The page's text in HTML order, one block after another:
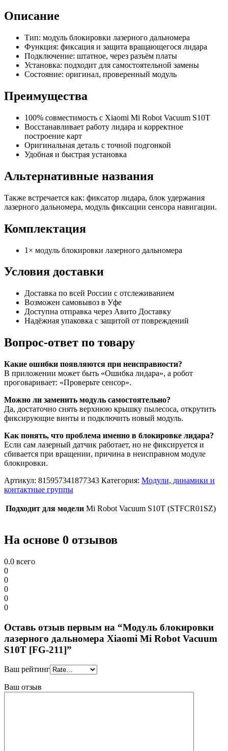
Описание
Тип: модуль блокировки лазерного дальномера
Функция: фиксация и защита вращающегося лидара
Подключение: штатное, через разъём платы
Установка: подходит для самостоятельной замены
Состояние: оригинал, проверенный модуль
Преимущества
100% совместимость с Xiaomi Mi Robot Vacuum S10T
Восстанавливает работу лидара и корректное
построение карт
Оригинальная деталь с точной подгонкой
Удобная и быстрая установка
Альтернативные названия
Также встречается как: фиксатор лидара, блок удержания
лазерного дальномера, модуль фиксации сенсора навигации.
Комплектация
1× модуль блокировки лазерного дальномера
Условия доставки
Доставка по всей России с отслеживанием
Возможен самовывоз в Уфе
Доступна отправка через Авито Доставку
Надёжная упаковка с защитой от повреждений
Вопрос-ответ по товару
Какие ошибки появляются при неисправности?
В приложении может быть «Ошибка лидара», а робот
проговаривает: «Проверьте сенсор».
Можно ли заменить модуль самостоятельно?
Да, достаточно снять верхнюю крышку пылесоса, открутить
фиксирующие винты и подключить новый модуль.
Как понять, что проблема именно в блокировке лидара?
Если сам лазерный датчик работает, но не фиксируется и
сбивается при вращении, причина в неисправном модуле
блокировки.
Артикул: 815957341877343 Категория: Модули, динамики и
контактные группы
Подходит для модели Mi Robot Vacuum S10T (STFCR01SZ)
На основе 0 отзывов
0.0 всего
0
0
0
0
0
Оставь отзыв первым на “Модуль блокировки
лазерного дальномера Xiaomi Mi Robot Vacuum
S10T [FG-211]”
Ваш рейтинг
Ваш отзыв